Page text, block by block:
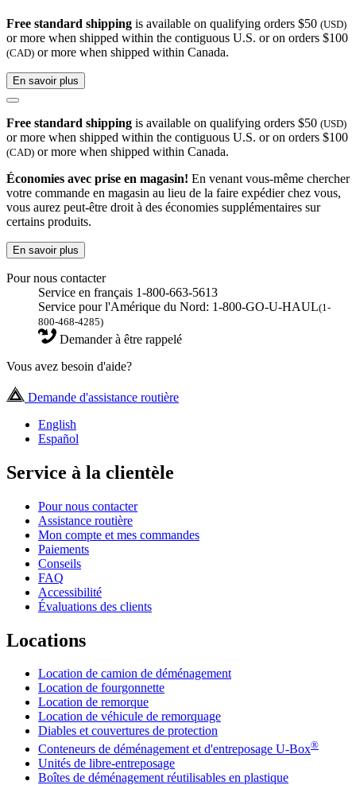
Free standard shipping is available on qualifying orders $50 (USD)
or more when shipped within the contiguous U.S. or on orders $100
(CAD) or more when shipped within Canada.
En savoir plus
Free standard shipping is available on qualifying orders $50 (USD)
or more when shipped within the contiguous U.S. or on orders $100
(CAD) or more when shipped within Canada.
Économies avec prise en magasin! En venant vous-même chercher
votre commande en magasin au lieu de la faire expédier chez vous,
vous aurez peut-être droit à des économies supplémentaires sur
certains produits.
En savoir plus
Pour nous contacter
Service en français 1-800-663-5613
Service pour l'Amérique du Nord: 1-800-GO-U-HAUL(1-
800-468-4285)
Demander à être rappelé
Vous avez besoin d'aide?
Demande d'assistance routière
English
Español
Service à la clientèle
Pour nous contacter
Assistance routière
Mon compte et mes commandes
Paiements
Conseils
FAQ
Accessibilité
Évaluations des clients
Locations
Location de camion de déménagement
Location de fourgonnette
Location de remorque
Location de véhicule de remorquage
Diables et couvertures de protection
Conteneurs de déménagement et d'entreposage U-Box®
Unités de libre-entreposage
Boîtes de déménagement réutilisables en plastique